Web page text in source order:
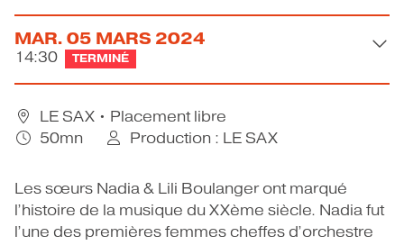
MAR. 05 MARS 2024
14:30 TERMINÉ
LE SAX • Placement libre
50mn
Production : LE SAX
Les sœurs Nadia & Lili Boulanger ont marqué
l’histoire de la musique du XXème siècle. Nadia fut
l’une des premières femmes cheffes d’orchestre